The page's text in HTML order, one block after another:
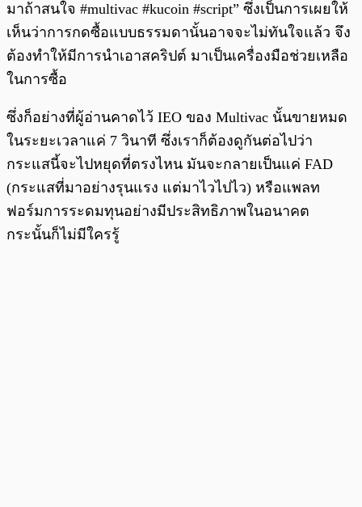
มาถ้าสนใจ #multivac #kucoin #script” ซึ่งเป็นการเผยให้
เห็นว่าการกดซื้อแบบธรรมดานั้นอาจจะไม่ทันใจแล้ว จึง
ต้องทำให้มีการนำเอาสคริปต์ มาเป็นเครื่องมือช่วยเหลือ
ในการซื้อ
ซึ่งก็อย่างที่ผู้อ่านคาดไว้ IEO ของ Multivac นั้นขายหมด
ในระยะเวลาแค่ 7 วินาที ซึ่งเราก็ต้องดูกันต่อไปว่า
กระแสนี้จะไปหยุดที่ตรงไหน มันจะกลายเป็นแค่ FAD
(กระแสที่มาอย่างรุนแรง แต่มาไวไปไว) หรือแพลท
ฟอร์มการระดมทุนอย่างมีประสิทธิภาพในอนาคต
กระนั้นก็ไม่มีใครรู้